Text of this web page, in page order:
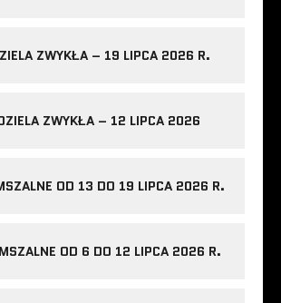
ZWYKŁA – 19 LIPCA 2026 R.
ZWYKŁA – 12 LIPCA 2026
OD 13 DO 19 LIPCA 2026 R.
OD 6 DO 12 LIPCA 2026 R.